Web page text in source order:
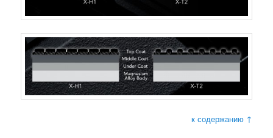
к содержанию ↑